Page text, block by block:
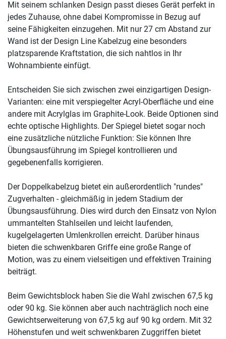
Mit seinem schlanken Design passt dieses Gerät perfekt in
jedes Zuhause, ohne dabei Kompromisse in Bezug auf
seine Fähigkeiten einzugehen. Mit nur 27 cm Abstand zur
Wand ist der Design Line Kabelzug eine besonders
platzsparende Kraftstation, die sich nahtlos in Ihr
Wohnambiente einfügt.
Entscheiden Sie sich zwischen zwei einzigartigen Design-
Varianten: eine mit verspiegelter Acryl-Oberfläche und eine
andere mit Acrylglas im Graphite-Look. Beide Optionen sind
echte optische Highlights. Der Spiegel bietet sogar noch
eine zusätzliche nützliche Funktion: Sie können Ihre
Übungsausführung im Spiegel kontrollieren und
gegebenenfalls korrigieren.
Der Doppelkabelzug bietet ein außerordentlich "rundes"
Zugverhalten - gleichmäßig in jedem Stadium der
Übungsausführung. Dies wird durch den Einsatz von Nylon
ummantelten Stahlseilen und leicht laufenden,
kugelgelagerten Umlenkrollen erreicht. Darüber hinaus
bieten die schwenkbaren Griffe eine große Range of
Motion, was zu einem vielseitigen und effektiven Training
beiträgt.
Beim Gewichtsblock haben Sie die Wahl zwischen 67,5 kg
oder 90 kg. Sie können aber auch nachträglich noch eine
Gewichtserweiterung von 67,5 kg auf 90 kg ordern. Mit 32
Höhenstufen und weit schwenkbaren Zuggriffen bietet